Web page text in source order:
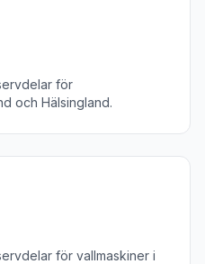
för
och Hälsingland.
för vallmaskiner i